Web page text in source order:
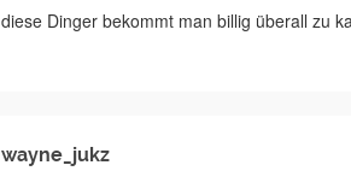
diese Dinger bekommt man billig überall zu
wayne_jukz